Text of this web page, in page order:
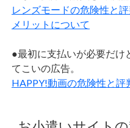
レンズモードの危険性と
メリットについて
●最初に支払いが必要だけ
てこいの広告。
HAPPY!動画の危険性と評